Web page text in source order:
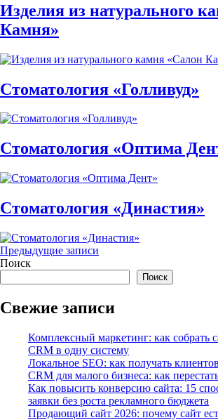
Изделия из натурального
Камня»
Стоматология «Голливуд»
Стоматология «Оптима
Стоматология «Династия»
Навигация
по
записям
Предыдущие записи
Поиск
Поиск
Свежие записи
Комплексный маркетинг: как собрать
CRM в одну систему
Локальное SEO: как получать
CRM для малого бизнеса: как
Как повысить конверсию сайта: 15
заявки без роста рекламного бюджета
Продающий сайт 2026: почему сайт